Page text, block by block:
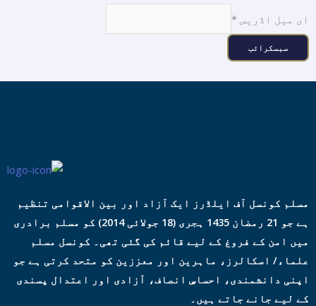
ای میل اڈریس *
سبسکرائب
مسلم کونسل آف ایلڈرز ایک آزاد اور بین الاقوامی تنظیم
ہے جو 21 رمضان 1435 ہجری (18 جولائی 2014) کو مسلم برادری
میں امن کے فروغ کے لیے قائم کی گئی تھی۔ کونسل مسلم
علماء/ اسکالرز، ماہرین اور معززین کو متحد کرتی ہے جو
اپنی دانشمندی، احساسِ انصاف، آزادی اور اعتدال پسندی
کے لیے جانے جاتے ہیں۔